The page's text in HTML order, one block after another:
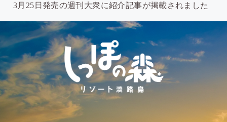
3月25日発売の週刊大衆に紹介記事が掲載されました